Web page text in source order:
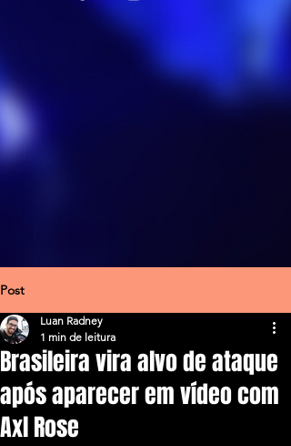
Post
Brasileira vira alvo de ataque
após aparecer em vídeo com
Axl Rose
Luan Radney
1 min de leitura